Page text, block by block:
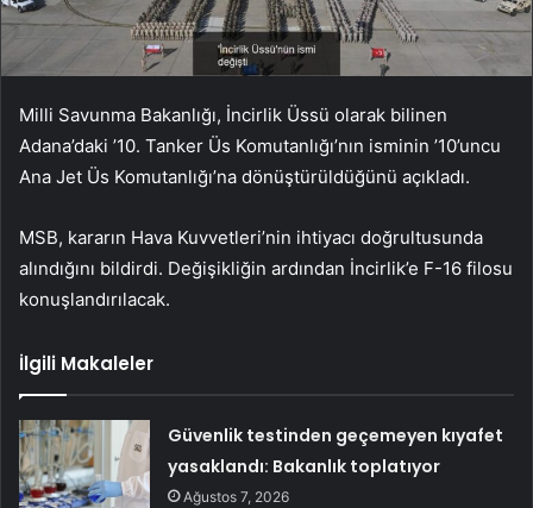
Milli Savunma Bakanlığı, İncirlik Üssü olarak bilinen
Adana’daki ’10. Tanker Üs Komutanlığı’nın isminin ’10’uncu
Ana Jet Üs Komutanlığı’na dönüştürüldüğünü açıkladı.
MSB, kararın Hava Kuvvetleri’nin ihtiyacı doğrultusunda
alındığını bildirdi. Değişikliğin ardından İncirlik’e F-16 filosu
konuşlandırılacak.
İlgili Makaleler
Güvenlik testinden geçemeyen kıyafet
yasaklandı: Bakanlık toplatıyor
Ağustos 7, 2026